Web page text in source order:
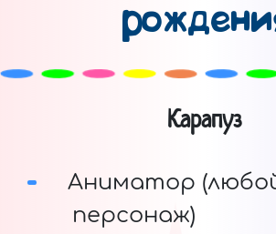
Карапуз
Аниматор
персонаж)